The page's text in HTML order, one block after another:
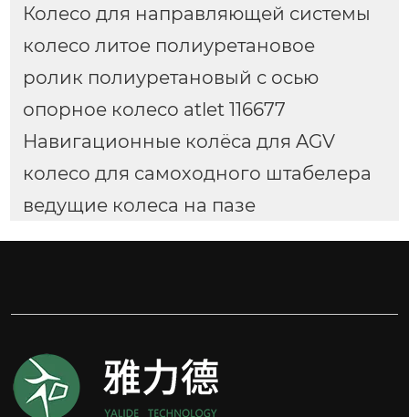
Колесо для направляющей системы
колесо литое полиуретановое
ролик полиуретановый с осью
опорное колесо atlet 116677
Навигационные колёса для AGV
колесо для самоходного штабелера
ведущие колеса на пазе